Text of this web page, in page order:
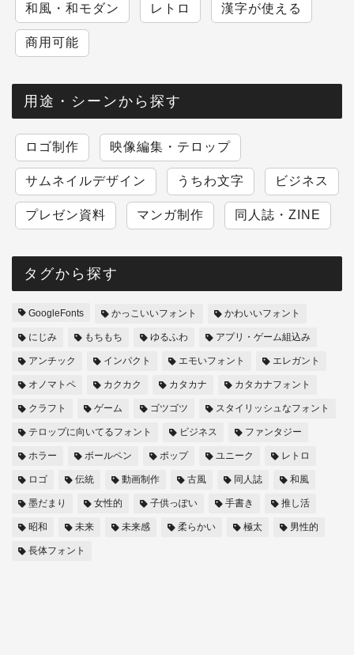
和風・和モダン レトロ 漢字が使える
商用可能
用途・シーンから探す
ロゴ制作 映像編集・テロップ
サムネイルデザイン うちわ文字 ビジネス
プレゼン資料 マンガ制作 同人誌・ZINE
タグから探す
GoogleFonts かっこいいフォント かわいいフォント
にじみ もちもち ゆるふわ アプリ・ゲーム組込み
アンチック インパクト エモいフォント エレガント
オノマトペ カクカク カタカナ カタカナフォント
クラフト ゲーム ゴツゴツ スタイリッシュなフォント
テロップに向いてるフォント ビジネス ファンタジー
ホラー ボールペン ポップ ユニーク レトロ
ロゴ 伝統 動画制作 古風 同人誌 和風
墨だまり 女性的 子供っぽい 手書き 推し活
昭和 未来 未来感 柔らかい 極太 男性的
長体フォント